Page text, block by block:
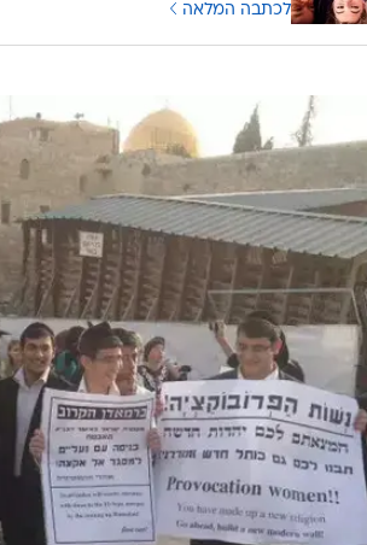
לכתבה המלאה